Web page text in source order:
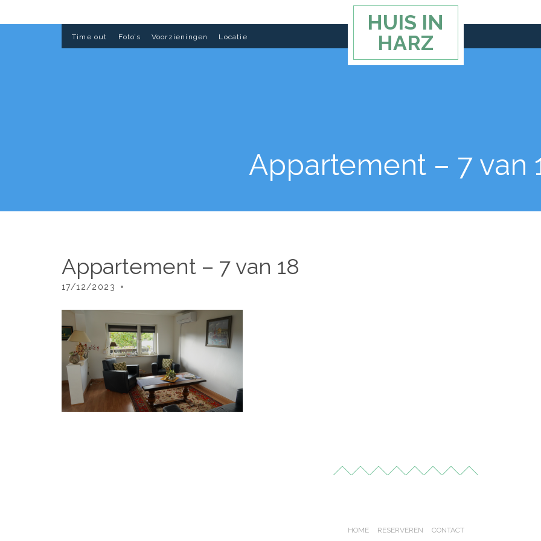
Time out Foto’s Voorzieningen Locatie
HUIS IN
HARZ
Appartement – 7 van
Appartement – 7 van 18
17/12/2023
HOME RESERVEREN CONTACT